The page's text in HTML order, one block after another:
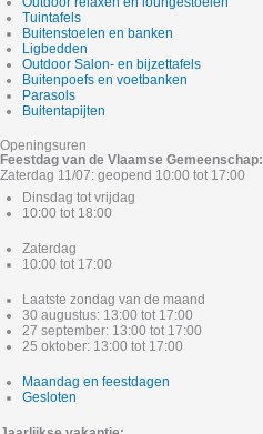
Tuintafels
Buitenstoelen en banken
Ligbedden
Outdoor Salon- en bijzettafels
Buitenpoefs en voetbanken
Parasols
Buitentapijten
Openingsuren
Feestdag van de Vlaamse Gemeenschap:
Zaterdag 11/07: geopend 10:00 tot 17:00
Dinsdag tot vrijdag
10:00 tot 18:00
Zaterdag
10:00 tot 17:00
Laatste zondag van de maand
30 augustus: 13:00 tot 17:00
27 september: 13:00 tot 17:00
25 oktober: 13:00 tot 17:00
Maandag en feestdagen
Gesloten